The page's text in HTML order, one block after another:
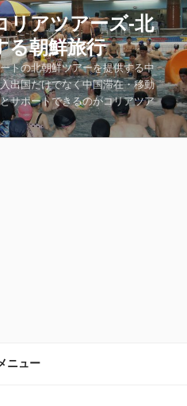
リアツアーズ-北
る朝鮮旅行
トの北朝鮮ツアーを提供する中
出国だけでなく中国滞在・移動
サポートできるのがコリアツア
ニュー